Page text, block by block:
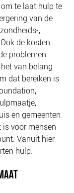
te laat hulp te
van de
,
de kosten
problemen
van belang
dat bereiken is
en gemeenten
voor mensen
Vanuit hier
hulp.